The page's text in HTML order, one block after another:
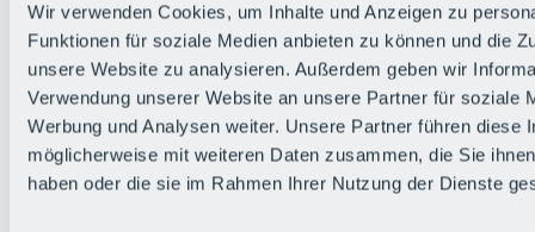
Wir verwenden Cookies, um Inhalte und Anzeigen zu
Funktionen für soziale Medien anbieten zu können und die
unsere Website zu analysieren. Außerdem geben wir
Verwendung unserer Website an unsere Partner für soziale
Werbung und Analysen weiter. Unsere Partner führen diese
möglicherweise mit weiteren Daten zusammen, die Sie
haben oder die sie im Rahmen Ihrer Nutzung der Dienste
Bikepark-Rules
Bikepark-Partnerschaften
Nachhaltigkeit in der BRS
Bikepark & Tickets